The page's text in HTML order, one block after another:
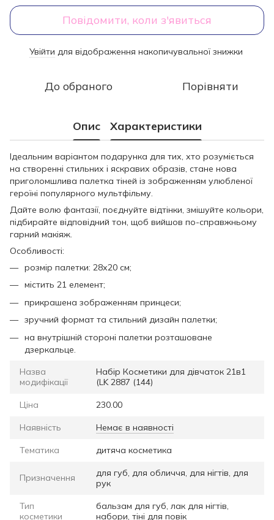
Повідомити, коли з'явиться
Увійти для відображення накопичувальної знижки
До обраного Порівняти
Опис Характеристики
Ідеальним варіантом подарунка для тих, хто розуміється
на створенні стильних і яскравих образів, стане нова
приголомшлива палетка тіней із зображенням улюбленої
героїні популярного мультфільму.
Дайте волю фантазії, поєднуйте відтінки, змішуйте кольори,
підбирайте відповідний тон, щоб вийшов по-справжньому
гарний макіяж.
Особливості:
розмір палетки: 28х20 см;
містить 21 елемент;
прикрашена зображенням принцеси;
зручний формат та стильний дизайн палетки;
на внутрішній стороні палетки розташоване
дзеркальце.
Назва
модифікації
Набір Косметики для дівчаток 21в1
(LK 2887 (144)
Ціна 230.00
Наявність Немає в наявності
Тематика дитяча косметика
Призначення
для губ, для обличчя, для нігтів, для
рук
Тип
косметики
бальзам для губ, лак для нігтів,
набори, тіні для повік